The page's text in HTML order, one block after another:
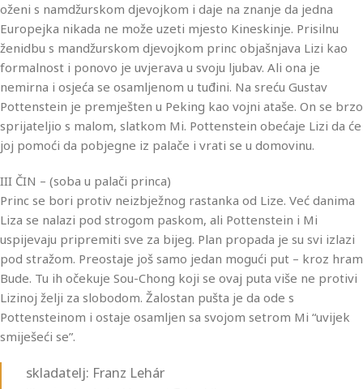
oženi s namdžurskom djevojkom i daje na znanje da jedna
Europejka nikada ne može uzeti mjesto Kineskinje. Prisilnu
ženidbu s mandžurskom djevojkom princ objašnjava Lizi kao
formalnost i ponovo je uvjerava u svoju ljubav. Ali ona je
nemirna i osjeća se osamljenom u tuđini. Na sreću Gustav
Pottenstein je premješten u Peking kao vojni ataše. On se brzo
sprijateljio s malom, slatkom Mi. Pottenstein obećaje Lizi da će
joj pomoći da pobjegne iz palače i vrati se u domovinu.
III ČIN – (soba u palači princa)
Princ se bori protiv neizbježnog rastanka od Lize. Već danima
Liza se nalazi pod strogom paskom, ali Pottenstein i Mi
uspijevaju pripremiti sve za bijeg. Plan propada je su svi izlazi
pod stražom. Preostaje još samo jedan mogući put – kroz hram
Bude. Tu ih očekuje Sou-Chong koji se ovaj puta više ne protivi
Lizinoj želji za slobodom. Žalostan pušta je da ode s
Pottensteinom i ostaje osamljen sa svojom setrom Mi “uvijek
smiješeći se”.
skladatelj: Franz Lehár